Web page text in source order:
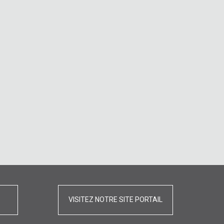
VISITEZ NOTRE SITE PORTAIL